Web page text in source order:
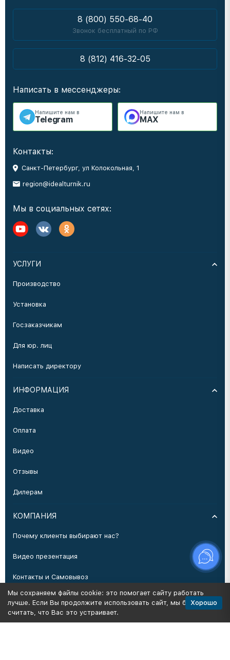
8 (800) 550-68-40
Звонок бесплатный по РФ
8 (812) 416-32-05
Написать в мессенджеры:
Напишите нам в
Telegram
Напишите нам в
MAX
Контакты:
Санкт-Петербург, ул Колокольная, 1
region@idealturnik.ru
Мы в социальных сетях:
УСЛУГИ
Производство
Установка
Госзаказчикам
Для юр. лиц
Написать директору
ИНФОРМАЦИЯ
Доставка
Оплата
Видео
Отзывы
Дилерам
КОМПАНИЯ
Почему клиенты выбирают нас?
Видео презентация
Контакты и Самовывоз
Производство
Мы сохраняем файлы cookie: это помогает сайту работать
лучше. Если Вы продолжите использовать сайт, мы будем
считать, что Вас это устраивает.
Хорошо